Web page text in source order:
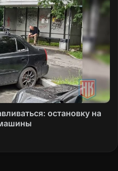
остановку на